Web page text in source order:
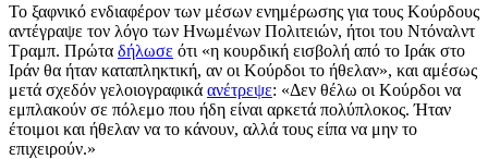
Το ξαφνικό ενδιαφέρον των μέσων ενημέρωσης για τους Κούρδους
αντέγραψε τον λόγο των Ηνωμένων Πολιτειών, ήτοι του Ντόναλντ
Τραμπ. Πρώτα δήλωσε ότι «η κουρδική εισβολή από το Ιράκ στο
Ιράν θα ήταν καταπληκτική, αν οι Κούρδοι το ήθελαν», και αμέσως
μετά σχεδόν γελοιογραφικά ανέτρεψε: «Δεν θέλω οι Κούρδοι να
εμπλακούν σε πόλεμο που ήδη είναι αρκετά πολύπλοκος. Ήταν
έτοιμοι και ήθελαν να το κάνουν, αλλά τους είπα να μην το
επιχειρούν.»